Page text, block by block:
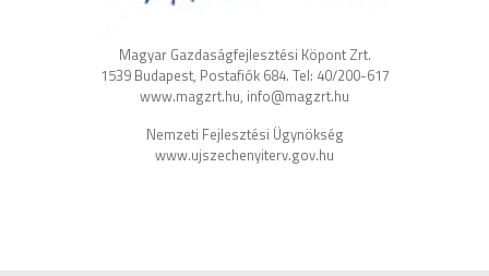
Magyar Gazdaságfejlesztési Köpont Zrt.
1539 Budapest, Postafiók 684. Tel: 40/200-617
www.magzrt.hu, info@magzrt.hu
Nemzeti Fejlesztési Ügynökség
www.ujszechenyiterv.gov.hu